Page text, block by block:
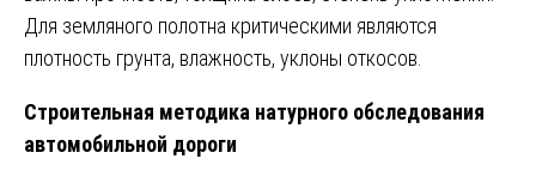
Для земляного полотна критическими являются
плотность грунта, влажность, уклоны откосов.
Строительная методика натурного обследования
автомобильной дороги